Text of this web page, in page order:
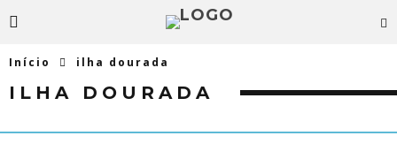
Início ilha dourada
ILHA DOURADA